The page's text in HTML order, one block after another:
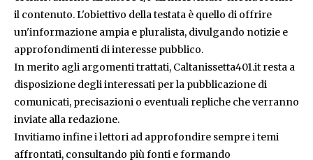
il contenuto. L'obiettivo della testata è quello di offrire
un'informazione ampia e pluralista, divulgando notizie e
approfondimenti di interesse pubblico.
In merito agli argomenti trattati, Caltanissetta401.it resta a
disposizione degli interessati per la pubblicazione di
comunicati, precisazioni o eventuali repliche che verranno
inviate alla redazione.
Invitiamo infine i lettori ad approfondire sempre i temi
affrontati, consultando più fonti e formando